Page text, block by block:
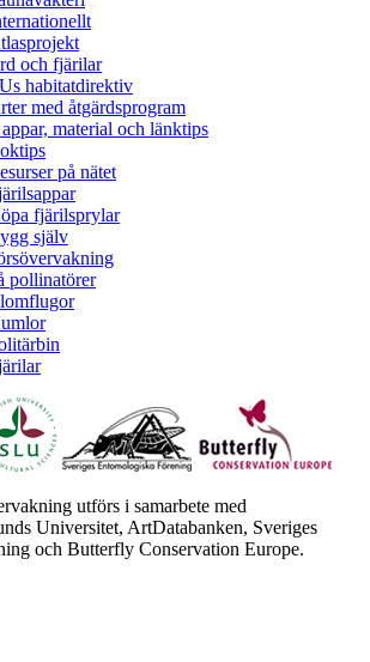
och fjärilar
habitatdirektiv
med åtgärdsprogram
material och länktips
på nätet
fjärilsprylar
själv
pollinatörer
utförs i samarbete med
Universitet, ArtDatabanken, Sveriges
och Butterfly Conservation Europe.